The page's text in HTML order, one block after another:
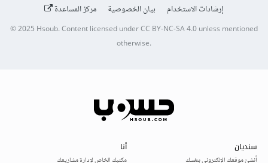
إرشادات الاستخدام
بيان الخصوصية مركز المساعدة
© 2025Hsoub.Content licensed underCC BY-NC-SA 4.0unless mentioned
otherwise.